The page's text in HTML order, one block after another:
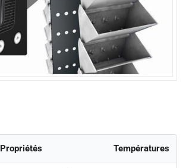
Propriétés Températures